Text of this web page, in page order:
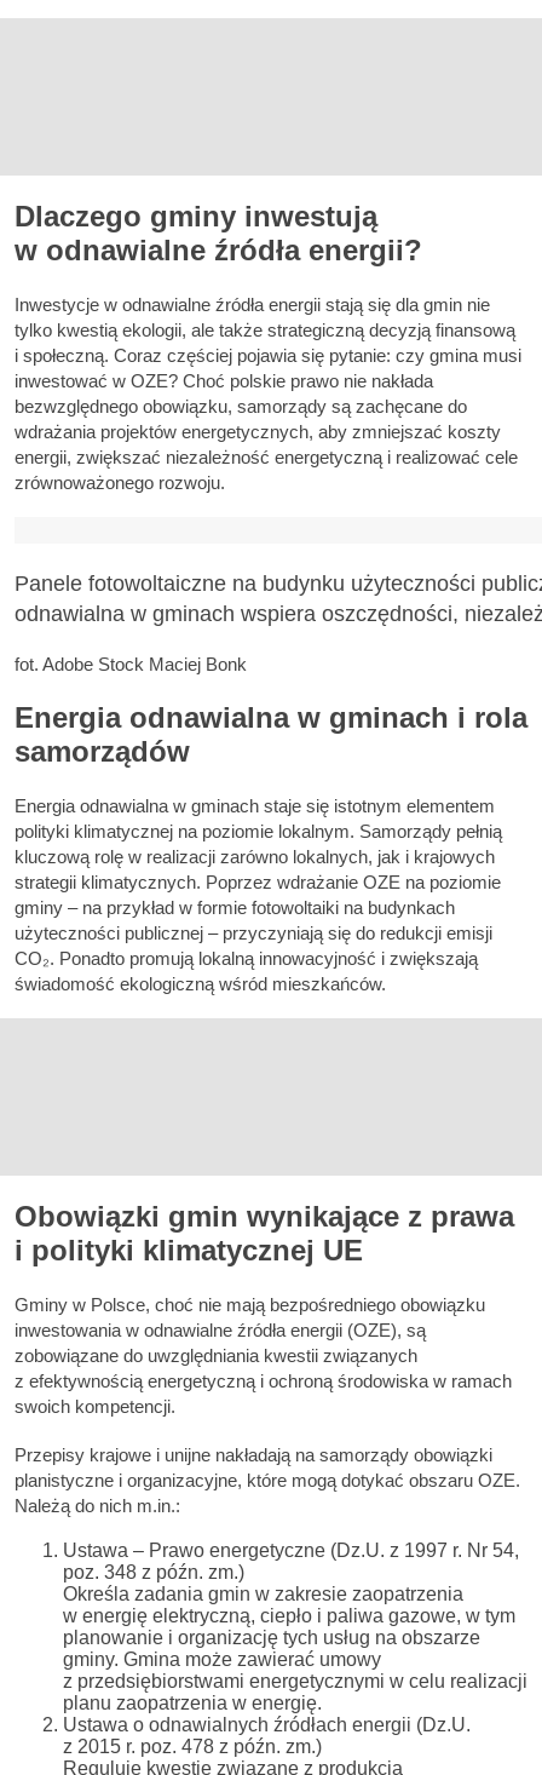
Dlaczego gminy inwestują
w odnawialne źródła energii?
Inwestycje w odnawialne źródła energii stają się dla gmin nie
tylko kwestią ekologii, ale także strategiczną decyzją finansową
i społeczną. Coraz częściej pojawia się pytanie: czy gmina musi
inwestować w OZE? Choć polskie prawo nie nakłada
bezwzględnego obowiązku, samorządy są zachęcane do
wdrażania projektów energetycznych, aby zmniejszać koszty
energii, zwiększać niezależność energetyczną i realizować cele
zrównoważonego rozwoju.
Panele fotowoltaiczne na budynku użyteczności
odnawialna w gminach wspiera oszczędności,
fot. Adobe Stock Maciej Bonk
Energia odnawialna w gminach i rola
samorządów
Energia odnawialna w gminach staje się istotnym elementem
polityki klimatycznej na poziomie lokalnym. Samorządy pełnią
kluczową rolę w realizacji zarówno lokalnych, jak i krajowych
strategii klimatycznych. Poprzez wdrażanie OZE na poziomie
gminy – na przykład w formie fotowoltaiki na budynkach
użyteczności publicznej – przyczyniają się do redukcji emisji
CO₂. Ponadto promują lokalną innowacyjność i zwiększają
świadomość ekologiczną wśród mieszkańców.
Obowiązki gmin wynikające z prawa
i polityki klimatycznej UE
Gminy w Polsce, choć nie mają bezpośredniego obowiązku
inwestowania w odnawialne źródła energii (OZE), są
zobowiązane do uwzględniania kwestii związanych
z efektywnością energetyczną i ochroną środowiska w ramach
swoich kompetencji.
Przepisy krajowe i unijne nakładają na samorządy obowiązki
planistyczne i organizacyjne, które mogą dotykać obszaru OZE.
Należą do nich m.in.:
Ustawa – Prawo energetyczne (Dz.U. z 1997 r. Nr 54,
poz. 348 z późn. zm.)
Określa zadania gmin w zakresie zaopatrzenia
w energię elektryczną, ciepło i paliwa gazowe, w tym
planowanie i organizację tych usług na obszarze
gminy. Gmina może zawierać umowy
z przedsiębiorstwami energetycznymi w celu realizacji
planu zaopatrzenia w energię.
Ustawa o odnawialnych źródłach energii (Dz.U.
z 2015 r. poz. 478 z późn. zm.)
Reguluje kwestie związane z produkcją